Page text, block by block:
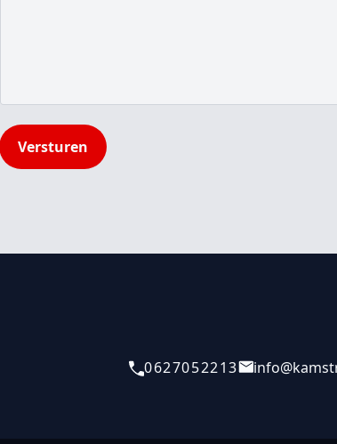
Versturen
Telefoonnummer
0627052213Contact e-mail